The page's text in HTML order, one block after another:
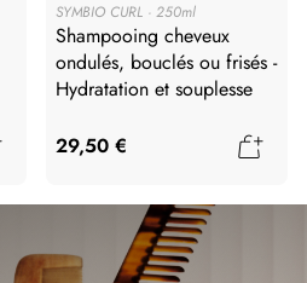
Ajouter au panier
SYMBIO CURL 250ml
Shampooing cheveux
ondulés, bouclés ou frisés -
Hydratation et souplesse
29,50 €